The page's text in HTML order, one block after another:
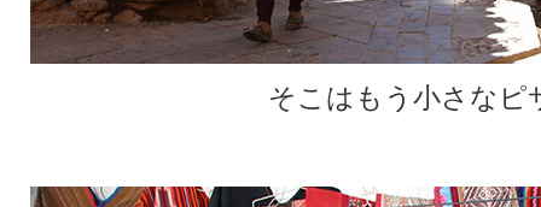
そこはもう小さなピ